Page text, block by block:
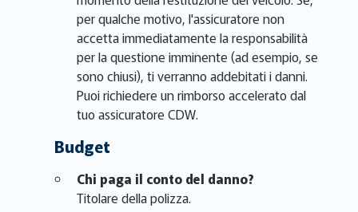
per qualche motivo, l'assicuratore non
accetta immediatamente la responsabilità
per la questione imminente (ad esempio, se
sono chiusi), ti verranno addebitati i danni.
Puoi richiedere un rimborso accelerato dal
tuo assicuratore CDW.
Budget
Chi paga il conto del danno?
Titolare della polizza.